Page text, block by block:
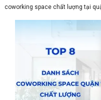
coworking space chất lượng tại